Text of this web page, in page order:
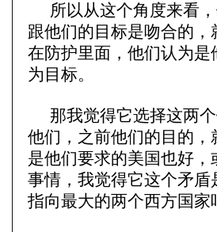
所以从这个角度来看
跟他们的目标是吻合的
在防护里面，他们认为
为目标。
那我觉得它选择这两
他们，之前他们的目的
是他们要求的美国也好
事情，我觉得它这个矛
指向最大的两个西方国家